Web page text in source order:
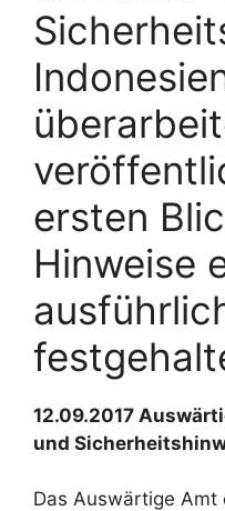
ersten
Hinweise
12.09.2017
und
Das Auswärtige Amt